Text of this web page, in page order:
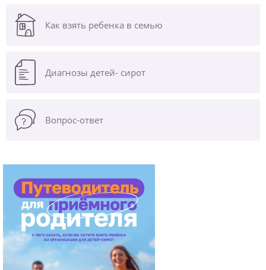
Как взять ребенка в семью
Диагнозы детей- сирот
Вопрос-ответ